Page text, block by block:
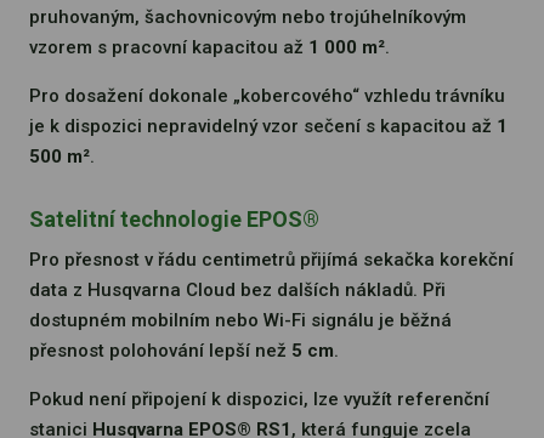
pruhovaným, šachovnicovým nebo trojúhelníkovým
vzorem s pracovní kapacitou až 1 000 m².
Pro dosažení dokonale „kobercového“ vzhledu trávníku
je k dispozici nepravidelný vzor sečení s kapacitou až 1
500 m².
Satelitní technologie EPOS®
Pro přesnost v řádu centimetrů přijímá sekačka korekční
data z Husqvarna Cloud bez dalších nákladů. Při
dostupném mobilním nebo Wi-Fi signálu je běžná
přesnost polohování lepší než 5 cm.
Pokud není připojení k dispozici, lze využít referenční
stanici Husqvarna EPOS® RS1 , která funguje zcela